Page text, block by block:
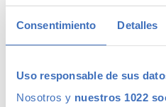
Consentimiento Detalles
Uso responsable de sus
Nosotros y nuestros 1022
Naranja